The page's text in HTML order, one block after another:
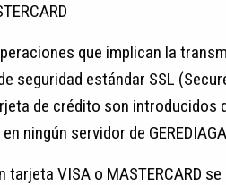
que implican la
seguridad estándar SSL
de crédito son introducidos
ningún servidor de
tarjeta VISA o MASTERCARD